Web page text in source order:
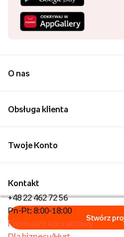
O nas
Obsługa klienta
Kontakt
+48 22 462 72 56
Pn-Pt: 8:00-18:00
Formularz kontaktowy
Twoje Konto